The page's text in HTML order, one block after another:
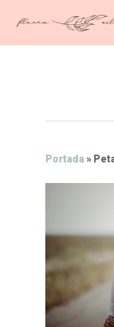
Hit enter to
Portada»